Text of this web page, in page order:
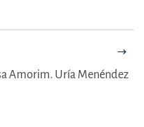
Amorim. Uría Menéndez